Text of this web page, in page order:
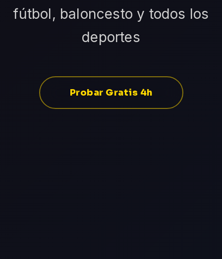
fútbol, baloncesto y todos los
deportes
Probar Gratis 4h